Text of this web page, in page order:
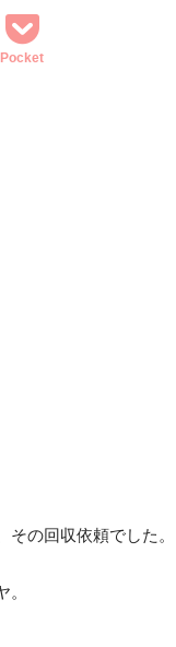
Pocket
の回収依頼でした。